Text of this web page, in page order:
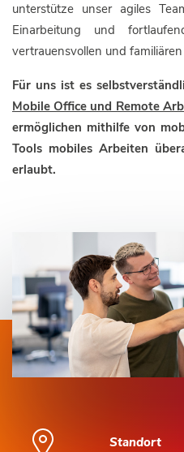
unterstütze unser agiles
Einarbeitung und
vertrauensvollen und
Für uns ist es
Mobile Office und Remote
ermöglichen mithilfe von
Tools mobiles Arbeiten
erlaubt.
Standort